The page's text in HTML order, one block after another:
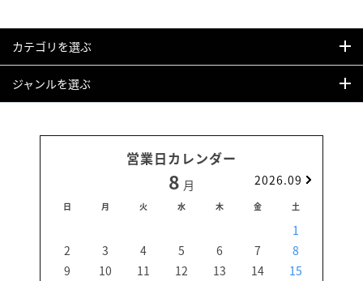
カテゴリを選ぶ
ジャンルを選ぶ
営業日カレンダー
8 月 2026.09
日 月 火 水 木 金 土
1
2
3 4 5 6 7
8
9
10 11 12 13 14
15